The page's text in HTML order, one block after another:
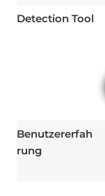
Detection Tool
Benutzererfah
rung